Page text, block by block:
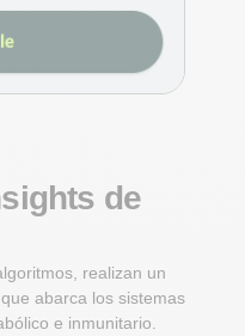
de
realizan un
abarca los sistemas
e inmunitario.